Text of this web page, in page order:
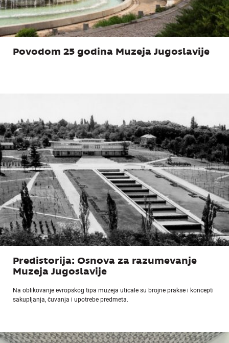
Povodom 25 godina Muzeja Jugoslavije
Predistorija: Osnova za razumevanje
Muzeja Jugoslavije
Na oblikovanje evropskog tipa muzeja uticale su brojne prakse i koncepti
sakupljanja, čuvanja i upotrebe predmeta.